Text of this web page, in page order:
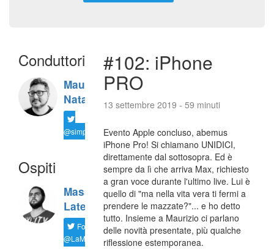
Conduttori
Maurizio
Natali
@simplemal
Ospiti
Massimiliano
Latella
Follow
@LaMaxImages
#102: iPhone
PRO
13 settembre 2019 - 59 minuti
Evento Apple concluso, abemus
iPhone Pro! Si chiamano UNIDICI,
direttamente dal sottosopra. Ed è
sempre da lì che arriva Max, richiesto
a gran voce durante l'ultimo live. Lui è
quello di "ma nella vita vera ti fermi a
prendere le mazzate?"... e ho detto
tutto. Insieme a Maurizio ci parlano
delle novità presentate, più qualche
riflessione estemporanea.